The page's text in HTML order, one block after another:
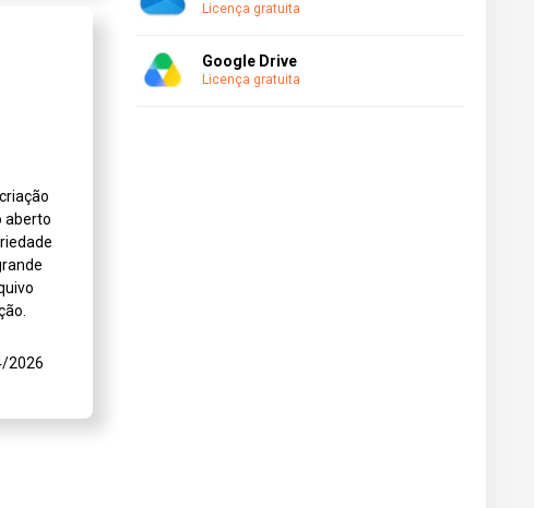
aberto
2026
Licença gratuita
Google Drive
Licença gratuita